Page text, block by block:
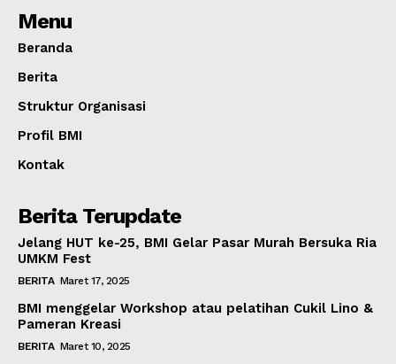
Menu
Beranda
Berita
Struktur Organisasi
Profil BMI
Kontak
Berita Terupdate
Jelang HUT ke-25, BMI Gelar Pasar Murah Bersuka Ria
UMKM Fest
BERITA Maret 17, 2025
BMI menggelar Workshop atau pelatihan Cukil Lino &
Pameran Kreasi
BERITA Maret 10, 2025